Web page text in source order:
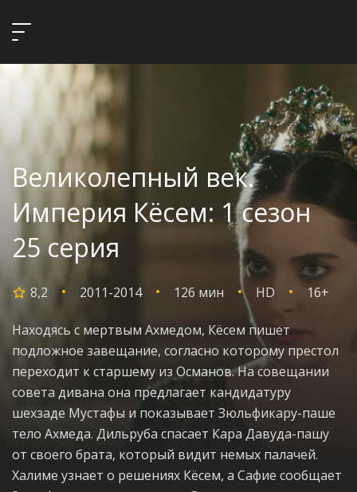
Великолепный век.
Империя Кёсем: 1 сезон
25 серия
8,2 2011-2014 126 мин HD 16+
Находясь с мертвым Ахмедом, Кёсем пишет
подложное завещание, согласно которому престол
переходит к старшему из Османов. На совещании
совета дивана она предлагает кандидатуру
шехзаде Мустафы и показывает Зюльфикару-паше
тело Ахмеда. Дильруба спасает Кара Давуда-пашу
от своего брата, который видит немых палачей.
Халиме узнает о решениях Кёсем, а Сафие сообщает